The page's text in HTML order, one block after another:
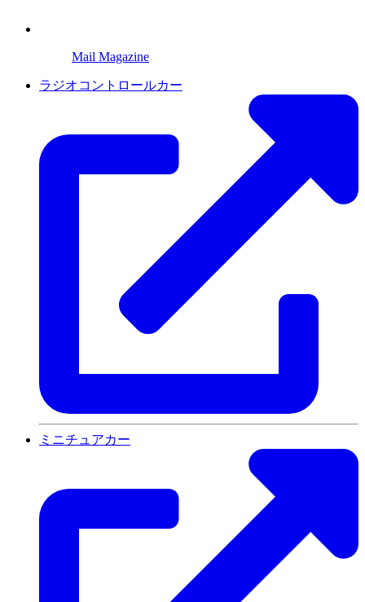
Mail Magazine
ラジオコントロールカー
ミニチュアカー